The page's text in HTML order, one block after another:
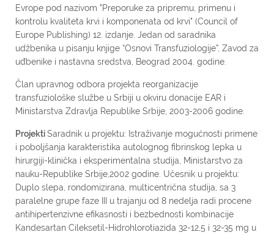
Evrope pod nazivom "Preporuke za pripremu, primenu i
kontrolu kvaliteta krvi i komponenata od krvi" (Council of
Europe Publishing) 12. izdanje. Jedan od saradnika
udžbenika u pisanju knjige “Osnovi Transfuziologije”, Zavod za
uđbenike i nastavna sredstva, Beograd 2004. godine.
Član upravnog odbora projekta reorganizacije
transfuziološke službe u Srbiji u okviru donacije EAR i
Ministarstva Zdravlja Republike Srbije, 2003-2006 godine.
ProjektiSaradnik u projektu: Istraživanje mogućnosti primene
i poboljšanja karakteristika autolognog fibrinskog lepka u
hirurgiji-klinička i eksperimentalna studija, Ministarstvo za
nauku-Republike Srbije,2002 godine. Učesnik u projektu:
Duplo slepa, rondomizirana, multicentrična studija, sa 3
paralelne grupe faze III u trajanju od 8 nedelja radi procene
antihipertenzivne efikasnosti i bezbednosti kombinacije
Kandesartan Cileksetil-Hidrohlorotiazida 32-12,5 i 32-35 mg u